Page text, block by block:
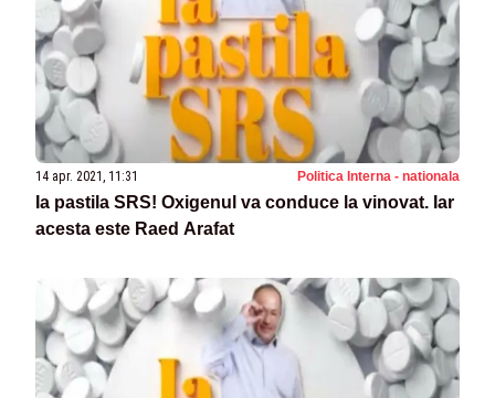
14 apr. 2021, 11:31 Politica Interna - nationala
Ia pastila SRS! Oxigenul va conduce la vinovat. Iar
acesta este Raed Arafat